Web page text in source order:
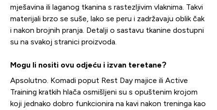
mješavina ili laganog tkanina s rastezljivim vlaknima. Takvi
materijali brzo se suše, lako se peru i zadržavaju oblik čak
i nakon brojnih pranja. Detalji o sastavu tkanine dostupni
su na svakoj stranici proizvoda.
Mogu li nositi ovu odjeću i izvan teretane?
Apsolutno. Komadi poput Rest Day majice ili Active
Training kratkih hlača osmišljeni su s opuštenim krojom
koji jednako dobro funkcionira na kavi nakon treninga kao